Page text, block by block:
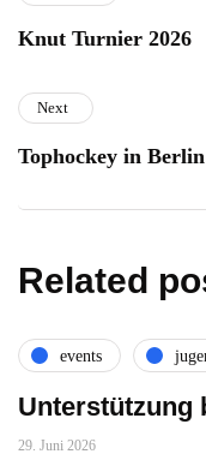
Knut Turnier 2026
Next
Tophockey in Berlin
Related
events
Unterstützung
29. Juni 2026